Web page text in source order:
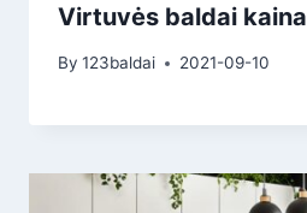
Virtuvės baldai kaina
By 123baldai 2021-09-10